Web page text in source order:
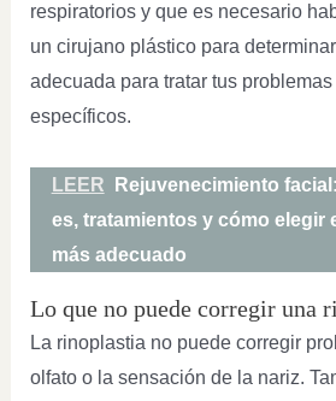
respiratorios y que es necesario
un cirujano plástico para
adecuada para tratar tus
específicos.
LEER
Rejuvenecimiento
es, tratamientos y cómo elegir
más adecuado
Lo que no puede corregir una
La rinoplastia no puede corregir
olfato o la sensación de la nariz.